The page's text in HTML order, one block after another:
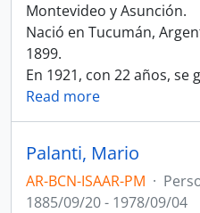
Montevideo y Asunción.
Nació en Tucumán,
1899.
En 1921, con 22 años, se
Read more
Palanti, Mario
AR-BCN-ISAAR-PM ·
1885/09/20 - 1978/09/04